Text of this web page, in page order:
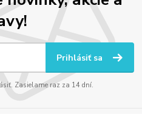
Prihlásiť sa
Zasielame raz za 14 dní.